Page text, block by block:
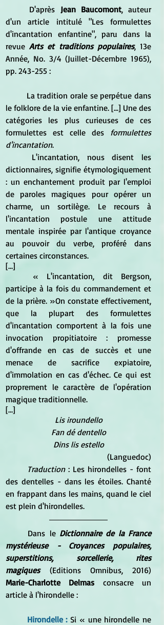
D'après Jean Baucomont, auteur
d'un article intitulé "Les formulettes
d'incantation enfantine", paru dans la
revue Arts et traditions populaires, 13e
Année, No. 3/4 (Juillet-Décembre 1965),
pp. 243-255 :
La tradition orale se perpétue dans
le folklore de la vie enfantine. […] Une des
catégories les plus curieuses de ces
formulettes est celle des formulettes
d'incantation.
L'incantation, nous disent les
dictionnaires, signifie étymologiquement
: un enchantement produit par l'emploi
de paroles magiques pour opérer un
charme, un sortilège. Le recours à
l'incantation postule une attitude
mentale inspirée par l'antique croyance
au pouvoir du verbe, proféré dans
certaines circonstances.
[…]
« L'incantation, dit Bergson,
participe à la fois du commandement et
de la prière. »On constate effectivement,
que la plupart des formulettes
d'incantation comportent à la fois une
invocation propitiatoire : promesse
d'offrande en cas de succès et une
menace de sacrifice expiatoire,
d'immolation en cas d'échec. Ce qui est
proprement le caractère de l'opération
magique traditionnelle.
[…]
Lis iroundello
Fan dé dentello
Dins lis estello
(Languedoc)
Traduction : Les hirondelles - font
des dentelles - dans les étoiles. Chanté
en frappant dans les mains, quand le ciel
est plein d'hirondelles.
	Dans le
Dictionnaire de la France
mystérieuse - Croyances populaires,
superstitions, sorcellerie, rites
magiques
Marie-Charlotte Delmas consacre un
article à l'hirondelle :
Hirondelle : Si « une hirondelle ne